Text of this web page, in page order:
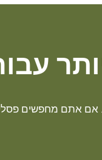
אם אתם מחפשים